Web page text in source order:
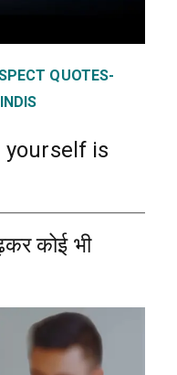
QUOTES-
yourself is
कोई भी